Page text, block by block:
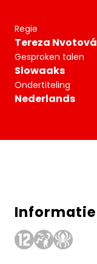
Regie
Tereza Nvotová
Gesproken talen
Slowaaks
Ondertiteling
Nederlands
Informatie